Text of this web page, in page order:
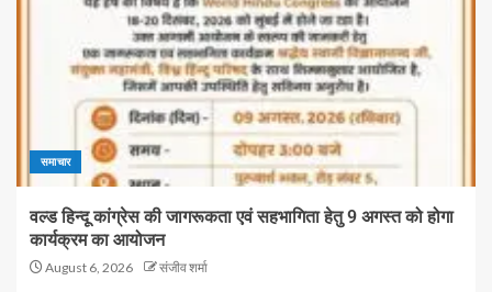
समाचार
वल्ड हिन्दू कांग्रेस की जागरूकता एवं सहभागिता हेतु 9 अगस्त को होगा
कार्यक्रम का आयोजन
August 6, 2026 संजीव शर्मा